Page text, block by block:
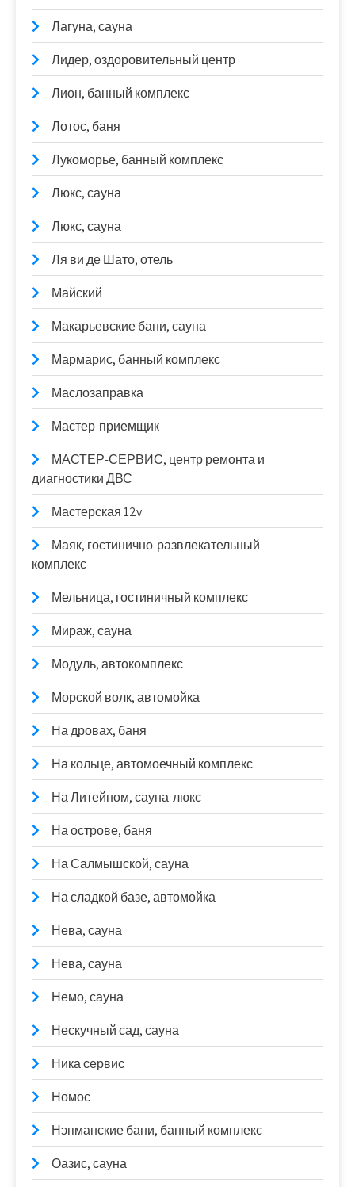
Лагуна, сауна
Лидер, оздоровительный центр
Лион, банный комплекс
Лотос, баня
Лукоморье, банный комплекс
Люкс, сауна
Люкс, сауна
Ля ви де Шато, отель
Майский
Макарьевские бани, сауна
Мармарис, банный комплекс
Маслозаправка
Мастер-приемщик
МАСТЕР-СЕРВИС, центр ремонта и
диагностики ДВС
Мастерская 12v
Маяк, гостинично-развлекательный
комплекс
Мельница, гостиничный комплекс
Мираж, сауна
Модуль, автокомплекс
Морской волк, автомойка
На дровах, баня
На кольце, автомоечный комплекс
На Литейном, сауна-люкс
На острове, баня
На Салмышской, сауна
На сладкой базе, автомойка
Нева, сауна
Нева, сауна
Немо, сауна
Нескучный сад, сауна
Ника сервис
Номос
Нэпманские бани, банный комплекс
Оазис, сауна